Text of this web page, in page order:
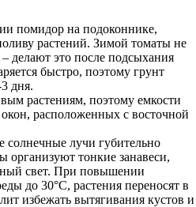
помидор на подоконнике,
растений. Зимой томаты не
делают это после подсыхания
быстро, поэтому грунт
дня.
растениям, поэтому емкости
расположенных с восточной
солнечные лучи губительно
организуют тонкие занавеси,
свет. При повышении
до 30°С, растения переносят в
избежать вытягивания кустов и